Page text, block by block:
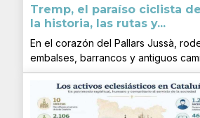
Tremp, el paraíso ciclista
la historia, las rutas y...
En el corazón del Pallars Jussà,
embalses, barrancos y antiguos